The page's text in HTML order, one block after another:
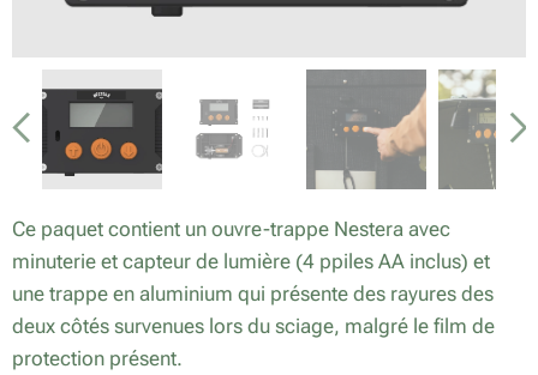
Ce paquet contient un ouvre-trappe Nestera avec
minuterie et capteur de lumière (4 ppiles AA inclus) et
une trappe en aluminium qui présente des rayures des
deux côtés survenues lors du sciage, malgré le film de
protection présent.